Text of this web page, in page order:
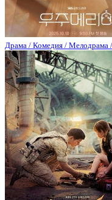
Драма / Комедия / Мелодрама